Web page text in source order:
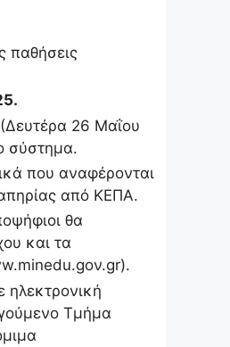
παθήσεις
26 Μαΐου
σύστημα.
που αναφέρονται
από ΚΕΠΑ.
θα
και τα
Τμήμα